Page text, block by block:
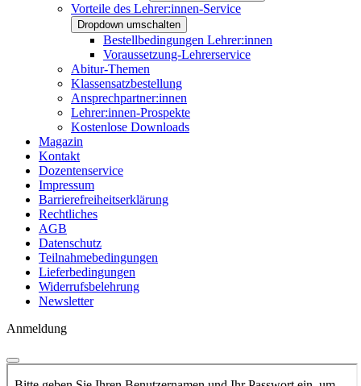
Vorteile des Lehrer:innen-Service
Dropdown umschalten
Bestellbedingungen Lehrer:innen
Voraussetzung-Lehrerservice
Abitur-Themen
Klassensatzbestellung
Ansprechpartner:innen
Lehrer:innen-Prospekte
Kostenlose Downloads
Magazin
Kontakt
Dozentenservice
Impressum
Barrierefreiheitserklärung
Rechtliches
AGB
Datenschutz
Teilnahmebedingungen
Lieferbedingungen
Widerrufsbelehrung
Newsletter
Anmeldung